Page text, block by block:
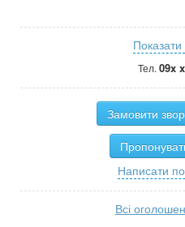
Показати
Тел. 09x
Замовити
Написати
Всі